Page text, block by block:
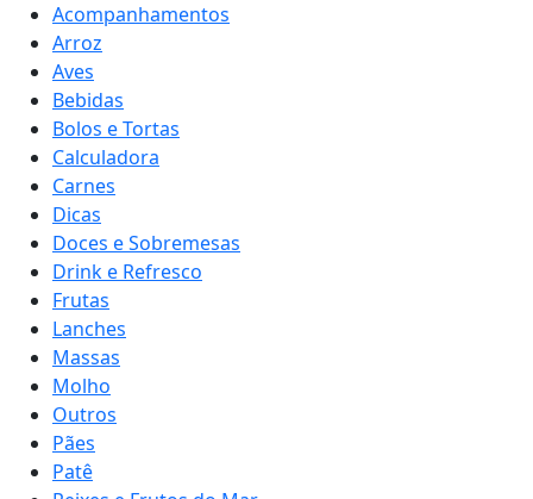
Acompanhamentos
Arroz
Aves
Bebidas
Bolos e Tortas
Calculadora
Carnes
Dicas
Doces e Sobremesas
Drink e Refresco
Frutas
Lanches
Massas
Molho
Outros
Pães
Patê